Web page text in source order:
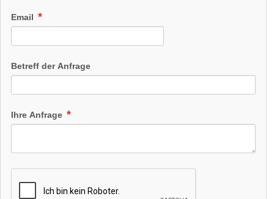
Email
Betreff der Anfrage
Ihre Anfrage